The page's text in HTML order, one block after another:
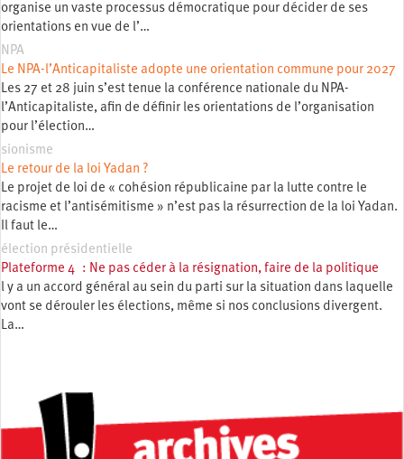
organise un vaste processus démocratique pour décider de ses
orientations en vue de l’…
NPA
Le NPA-l’Anticapitaliste adopte une orientation commune pour 2027
Les 27 et 28 juin s’est tenue la conférence nationale du NPA-
l’Anticapitaliste, afin de définir les orientations de l’organisation
pour l’élection…
sionisme
Le retour de la loi Yadan ?
Le projet de loi de « cohésion républicaine par la lutte contre le
racisme et l’antisémitisme » n’est pas la résurrection de la loi Yadan.
Il faut le…
élection présidentielle
Plateforme 4 : Ne pas céder à la résignation, faire de la politique
l y a un accord général au sein du parti sur la situation dans laquelle
vont se dérouler les élections, même si nos conclusions divergent.
La…